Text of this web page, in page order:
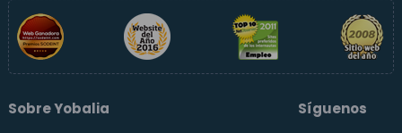
Sobre Yobalia Síguenos